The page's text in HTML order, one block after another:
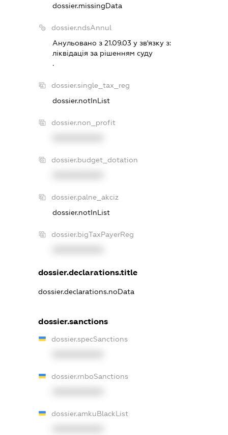
dossier.missingData
dossier.ndsAnnul
Анульовано з 21.09.03 у зв'язку з:
лiквiдацiя за рiшенням суду
.
dossier.single_tax_reg
dossier.notInList
dossier.non_profit
dossier.budget_dotation
dossier.palne_akciz
dossier.notInList
dossier.bigTaxPayerReg
dossier.declarations.title
dossier.declarations.noData
dossier.sanctions
dossier.specSanctions
dossier.rnboSanctions
dossier.amkuBlackList